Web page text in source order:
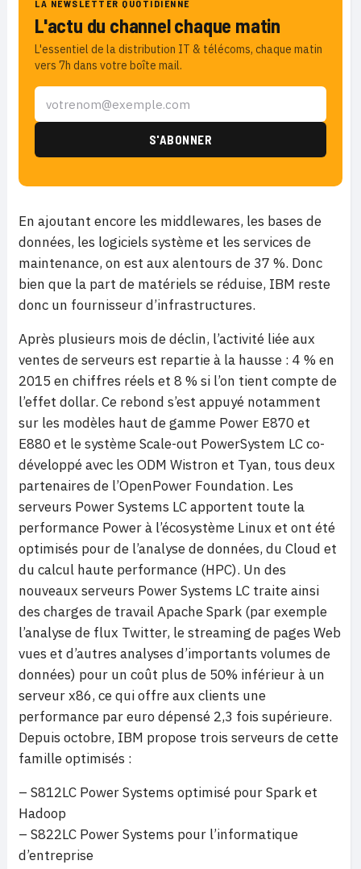
LA NEWSLETTER QUOTIDIENNE
L'actu du channel chaque matin
L'essentiel de la distribution IT & télécoms, chaque matin
vers 7h dans votre boîte mail.
En ajoutant encore les middlewares, les bases de
données, les logiciels système et les services de
maintenance, on est aux alentours de 37 %. Donc
bien que la part de matériels se réduise, IBM reste
donc un fournisseur d’infrastructures.
Après plusieurs mois de déclin, l’activité liée aux
ventes de serveurs est repartie à la hausse : 4 % en
2015 en chiffres réels et 8 % si l’on tient compte de
l’effet dollar. Ce rebond s’est appuyé notamment
sur les modèles haut de gamme Power E870 et
E880 et le système Scale-out PowerSystem LC co-
développé avec les ODM Wistron et Tyan, tous deux
partenaires de l’OpenPower Foundation. Les
serveurs Power Systems LC apportent toute la
performance Power à l’écosystème Linux et ont été
optimisés pour de l’analyse de données, du Cloud et
du calcul haute performance (HPC). Un des
nouveaux serveurs Power Systems LC traite ainsi
des charges de travail Apache Spark (par exemple
l’analyse de flux Twitter, le streaming de pages Web
vues et d’autres analyses d’importants volumes de
données) pour un coût plus de 50% inférieur à un
serveur x86, ce qui offre aux clients une
performance par euro dépensé 2,3 fois supérieure.
Depuis octobre, IBM propose trois serveurs de cette
famille optimisés :
– S812LC Power Systems optimisé pour Spark et
Hadoop
– S822LC Power Systems pour l’informatique
d’entreprise